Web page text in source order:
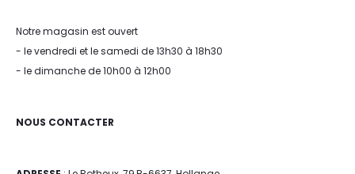
Notre magasin est ouvert
- le vendredi et le samedi de 13h30 à 18h30
- le dimanche de 10h00 à 12h00
NOUS CONTACTER